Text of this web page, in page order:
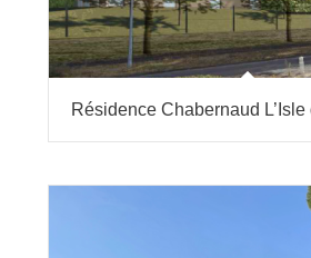
Résidence Chabernaud L’Isle